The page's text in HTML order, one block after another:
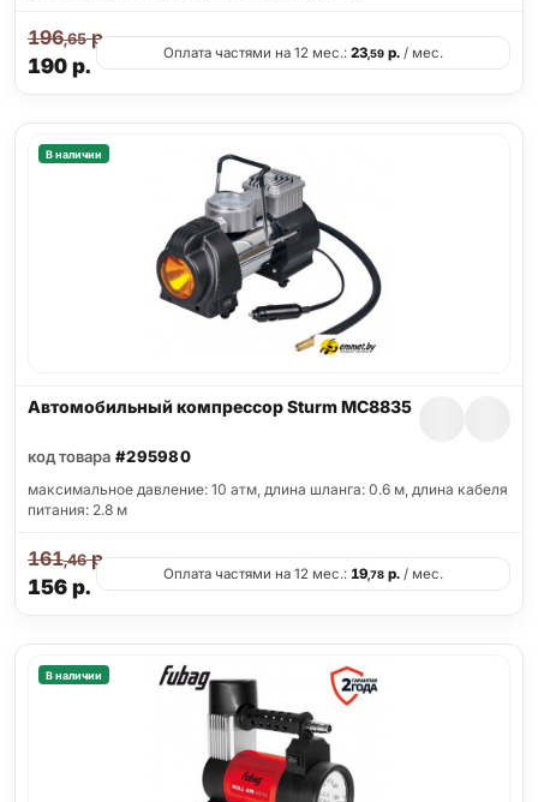
190р.
196,65р.
Оплата частями на 12 мес.: 23,59р./ мес.
В наличии
Автомобильный компрессор Sturm MC8835
код товара #295980
максимальное давление: 10 атм, длина шланга: 0.6 м, длина кабеля
питания: 2.8 м
156р.
161,46р.
Оплата частями на 12 мес.: 19,78р./ мес.
В наличии